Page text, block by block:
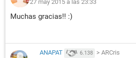
27 may 2015 a las 23:33
Muchas gracias!! :)
ANAPAT 6.138 > ARCris